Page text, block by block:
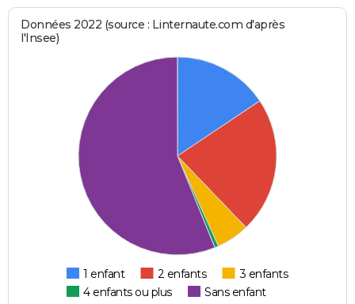
Données 2022 (source : Linternaute.com d'après
l'Insee)
1 enfant 2 enfants
3 enfants
4 enfants ou plus
Sans enfant